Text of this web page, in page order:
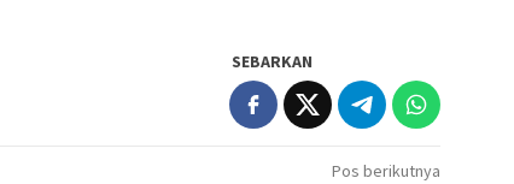
SEBARKAN
Pos berikutnya